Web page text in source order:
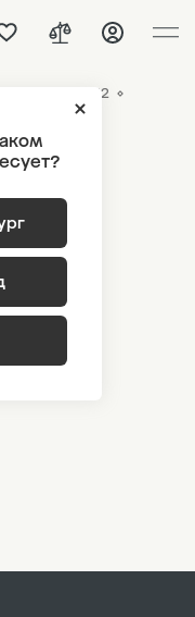
9 Этаж 12